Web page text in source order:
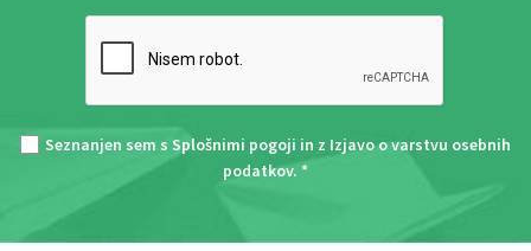
Seznanjen sem s Splošnimi pogoji in z Izjavo o varstvu osebnih
podatkov. *